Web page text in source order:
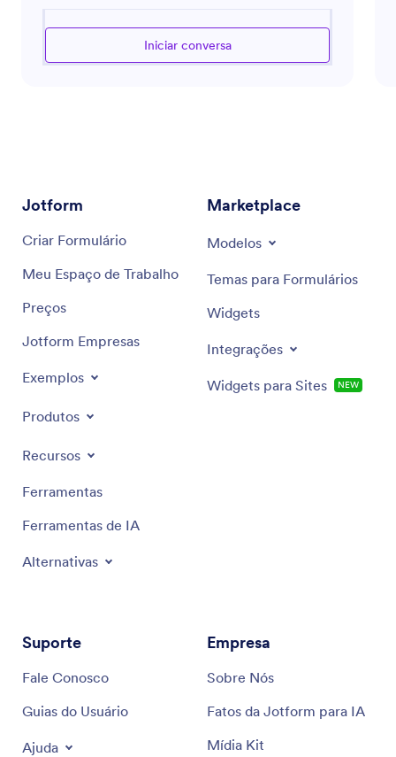
publicitárias. Seja para lançar um novo produto,
fortalecer a presença online da sua marca ou
Iniciar conversa
Jotform
Criar Formulário
Meu Espaço de Trabalho
Preços
Jotform Empresas
Exemplos
Produtos
Recursos
Ferramentas
Ferramentas de IA
Alternativas
Marketplace
Modelos
Temas para Formulários
Widgets
Integrações
Widgets para Sites NEW
Suporte
Fale Conosco
Guias do Usuário
Ajuda
Empresa
Sobre Nós
Fatos da Jotform para IA
Mídia Kit